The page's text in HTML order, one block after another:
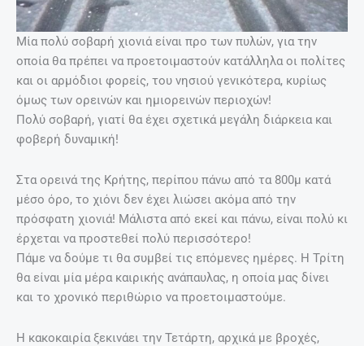
Μία πολύ σοβαρή χιονιά είναι προ των πυλών, για την
οποία θα πρέπει να προετοιμαστούν κατάλληλα οι πολίτες
και οι αρμόδιοι φορείς, του νησιού γενικότερα, κυρίως
όμως των ορεινών και ημιορεινών περιοχών!
Πολύ σοβαρή, γιατί θα έχει σχετικά μεγάλη διάρκεια και
φοβερή δυναμική!
Στα ορεινά της Κρήτης, περίπου πάνω από τα 800μ κατά
μέσο όρο, το χιόνι δεν έχει λιώσει ακόμα από την
πρόσφατη χιονιά! Μάλιστα από εκεί και πάνω, είναι πολύ κι
έρχεται να προστεθεί πολύ περισσότερο!
Πάμε να δούμε τι θα συμβεί τις επόμενες ημέρες. Η Τρίτη
θα είναι μία μέρα καιρικής ανάπαυλας, η οποία μας δίνει
και το χρονικό περιθώριο να προετοιμαστούμε.
Η κακοκαιρία ξεκινάει την Τετάρτη, αρχικά με βροχές,